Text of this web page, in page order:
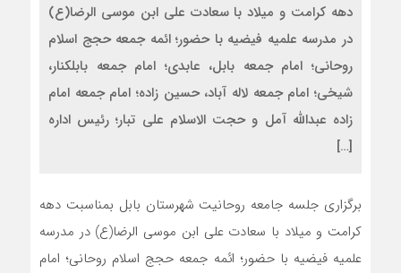
دهه کرامت و میلاد با سعادت علی ابن موسی الرضا(ع)
در مدرسه علمیه فیضیه با حضور؛ ائمه جمعه حجج اسلام
روحانی؛ امام جمعه بابل، عابدی؛ امام جمعه بابلکنار،
شیخی؛ امام جمعه لاله آباد، حسین زاده؛ امام جمعه امام
زاده عبدالله آمل و حجت الاسلام علی تبار؛ رئیس اداره
[…]
برگزاری جلسه جامعه روحانیت شهرستان بابل بمناسبت دهه
کرامت و میلاد با سعادت علی ابن موسی الرضا(ع) در مدرسه
علمیه فیضیه با حضور؛ ائمه جمعه حجج اسلام روحانی؛ امام